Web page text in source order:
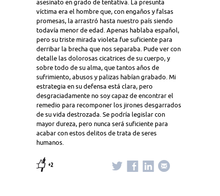
asesinato en grado de tentativa. La presunta
víctima era el hombre que, con engaños y falsas
promesas, la arrastró hasta nuestro país siendo
todavía menor de edad. Apenas hablaba español,
pero su triste mirada violeta fue suficiente para
derribar la brecha que nos separaba. Pude ver con
detalle las dolorosas cicatrices de su cuerpo, y
sobre todo de su alma, que tantos años de
sufrimiento, abusos y palizas habían grabado. Mi
estrategia en su defensa está clara, pero
desgraciadamente no soy capaz de encontrar el
remedio para recomponer los jirones desgarrados
de su vida destrozada. Se podría legislar con
mayor dureza, pero nunca será suficiente para
acabar con estos delitos de trata de seres
humanos.
+2